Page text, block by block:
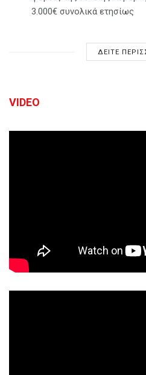
3.000€ συνολικά ετησίως
ΔΕΙΤΕ
VIDEO